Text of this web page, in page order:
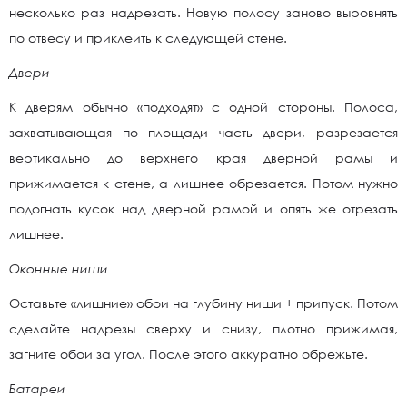
несколько раз надрезать. Новую полосу заново выровнять
по отвесу и приклеить к следующей стене.
Двери
К дверям обычно «подходят» с одной стороны. Полоса,
захватывающая по площади часть двери, разрезается
вертикально до верхнего края дверной рамы и
прижимается к стене, а лишнее обрезается. Потом нужно
подогнать кусок над дверной рамой и опять же отрезать
лишнее.
Оконные ниши
Оставьте «лишние» обои на глубину ниши + припуск. Потом
сделайте надрезы сверху и снизу, плотно прижимая,
загните обои за угол. После этого аккуратно обрежьте.
Батареи